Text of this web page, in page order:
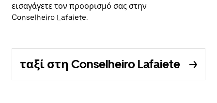
εισαγάγετε τον προορισμό σας στην
Conselheiro Lafaiete.
ταξί στη Conselheiro Lafaiete